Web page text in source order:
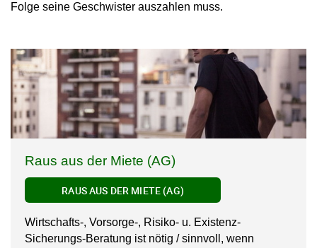
Folge seine Geschwister auszahlen muss.
Raus aus der Miete (AG)
RAUS AUS DER MIETE (AG)
Wirtschafts-, Vorsorge-, Risiko- u. Existenz-
Sicherungs-Beratung ist nötig / sinnvoll, wenn